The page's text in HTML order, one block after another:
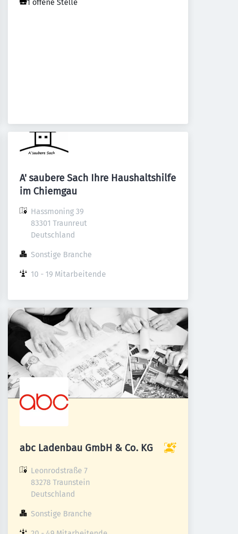
1 offene Stelle
A' saubere Sach Ihre Haushaltshilfe
im Chiemgau
Hassmoning 39
83301 Traunreut
Deutschland
Sonstige Branche
10 - 19 Mitarbeitende
abc Ladenbau GmbH & Co. KG
Leonrodstraße 7
83278 Traunstein
Deutschland
Sonstige Branche